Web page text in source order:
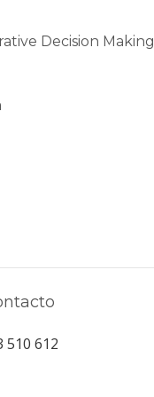
Decision Making
510 612